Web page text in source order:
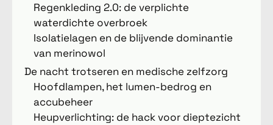
Regenkleding 2.0: de verplichte
waterdichte overbroek
Isolatielagen en de blijvende dominantie
van merinowol
De nacht trotseren en medische zelfzorg
Hoofdlampen, het lumen-bedrog en
accubeheer
Heupverlichting: de hack voor dieptezicht